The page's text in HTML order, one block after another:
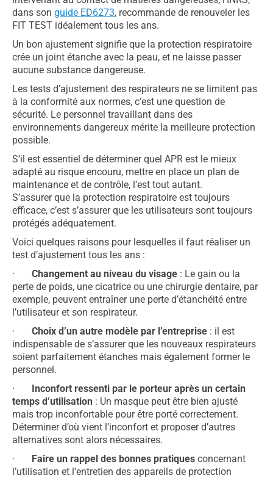
dans son guide ED6273, recommande de renouveler les
FIT TEST idéalement tous les ans.
Un bon ajustement signifie que la protection respiratoire
crée un joint étanche avec la peau, et ne laisse passer
aucune substance dangereuse.
Les tests d’ajustement des respirateurs ne se limitent pas
à la conformité aux normes, c’est une question de
sécurité. Le personnel travaillant dans des
environnements dangereux mérite la meilleure protection
possible.
S’il est essentiel de déterminer quel APR est le mieux
adapté au risque encouru, mettre en place un plan de
maintenance et de contrôle, l’est tout autant.
S’assurer que la protection respiratoire est toujours
efficace, c’est s’assurer que les utilisateurs sont toujours
protégés adéquatement.
Voici quelques raisons pour lesquelles il faut réaliser un
test d’ajustement tous les ans :
· Changement au niveau du visage : Le gain ou la
perte de poids, une cicatrice ou une chirurgie dentaire, par
exemple, peuvent entraîner une perte d’étanchéité entre
l’utilisateur et son respirateur.
·
Choix d’un autre modèle par l’entreprise : il est
indispensable de s’assurer que les nouveaux respirateurs
soient parfaitement étanches mais également former le
personnel.
·
Inconfort ressenti par le porteur après un certain
temps d’utilisation : Un masque peut être bien ajusté
mais trop inconfortable pour être porté correctement.
Déterminer d’où vient l’inconfort et proposer d’autres
alternatives sont alors nécessaires.
· Faire un rappel des bonnes pratiques concernant
l’utilisation et l’entretien des appareils de protection